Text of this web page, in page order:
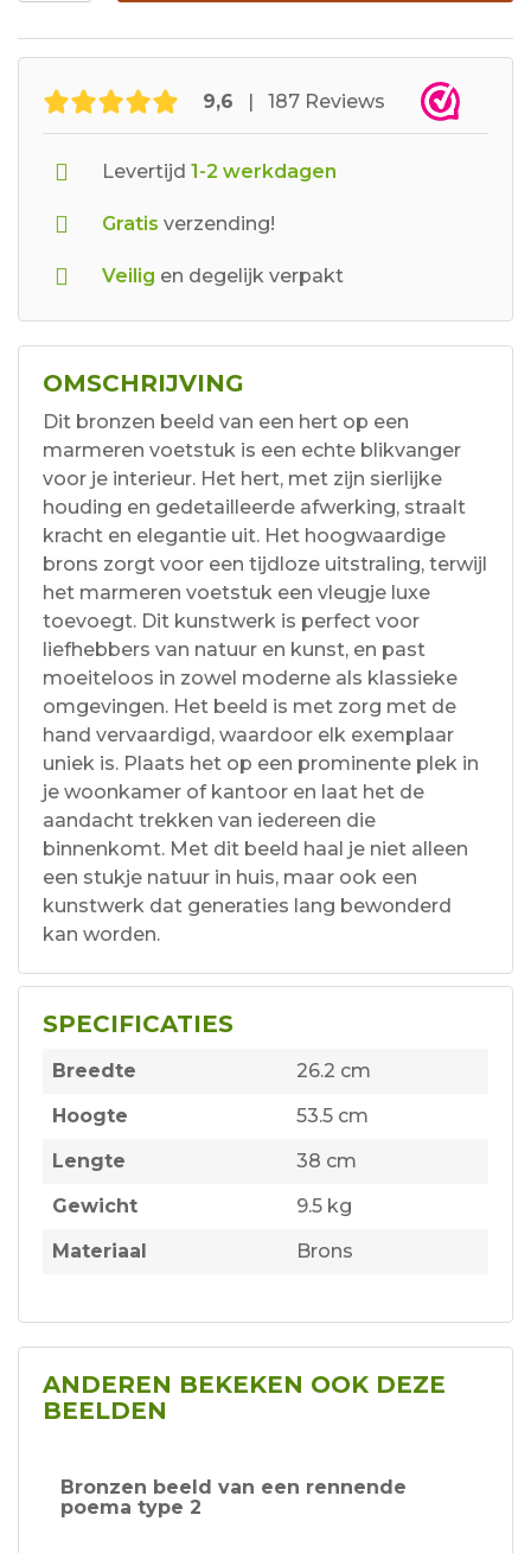
9,6 | 187 Reviews
Levertijd 1-2 werkdagen
Gratis verzending!
Veilig en degelijk verpakt
OMSCHRIJVING
Dit bronzen beeld van een hert op een
marmeren voetstuk is een echte blikvanger
voor je interieur. Het hert, met zijn sierlijke
houding en gedetailleerde afwerking, straalt
kracht en elegantie uit. Het hoogwaardige
brons zorgt voor een tijdloze uitstraling, terwijl
het marmeren voetstuk een vleugje luxe
toevoegt. Dit kunstwerk is perfect voor
liefhebbers van natuur en kunst, en past
moeiteloos in zowel moderne als klassieke
omgevingen. Het beeld is met zorg met de
hand vervaardigd, waardoor elk exemplaar
uniek is. Plaats het op een prominente plek in
je woonkamer of kantoor en laat het de
aandacht trekken van iedereen die
binnenkomt. Met dit beeld haal je niet alleen
een stukje natuur in huis, maar ook een
kunstwerk dat generaties lang bewonderd
kan worden.
SPECIFICATIES
Breedte
26.2 cm
Hoogte
53.5 cm
Lengte
38 cm
Gewicht
9.5 kg
Materiaal
Brons
ANDEREN BEKEKEN OOK DEZE
BEELDEN
Bronzen beeld van een rennende
poema type 2